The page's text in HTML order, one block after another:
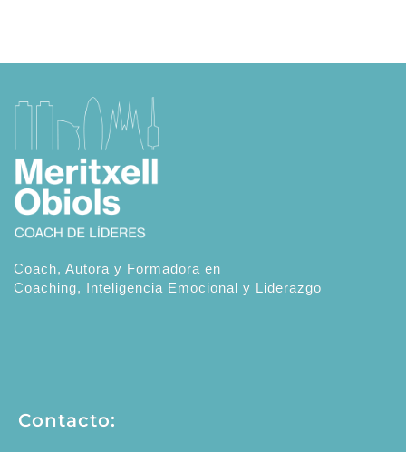
Coach, Autora y Formadora en
Coaching, Inteligencia Emocional y Liderazgo
Contacto: